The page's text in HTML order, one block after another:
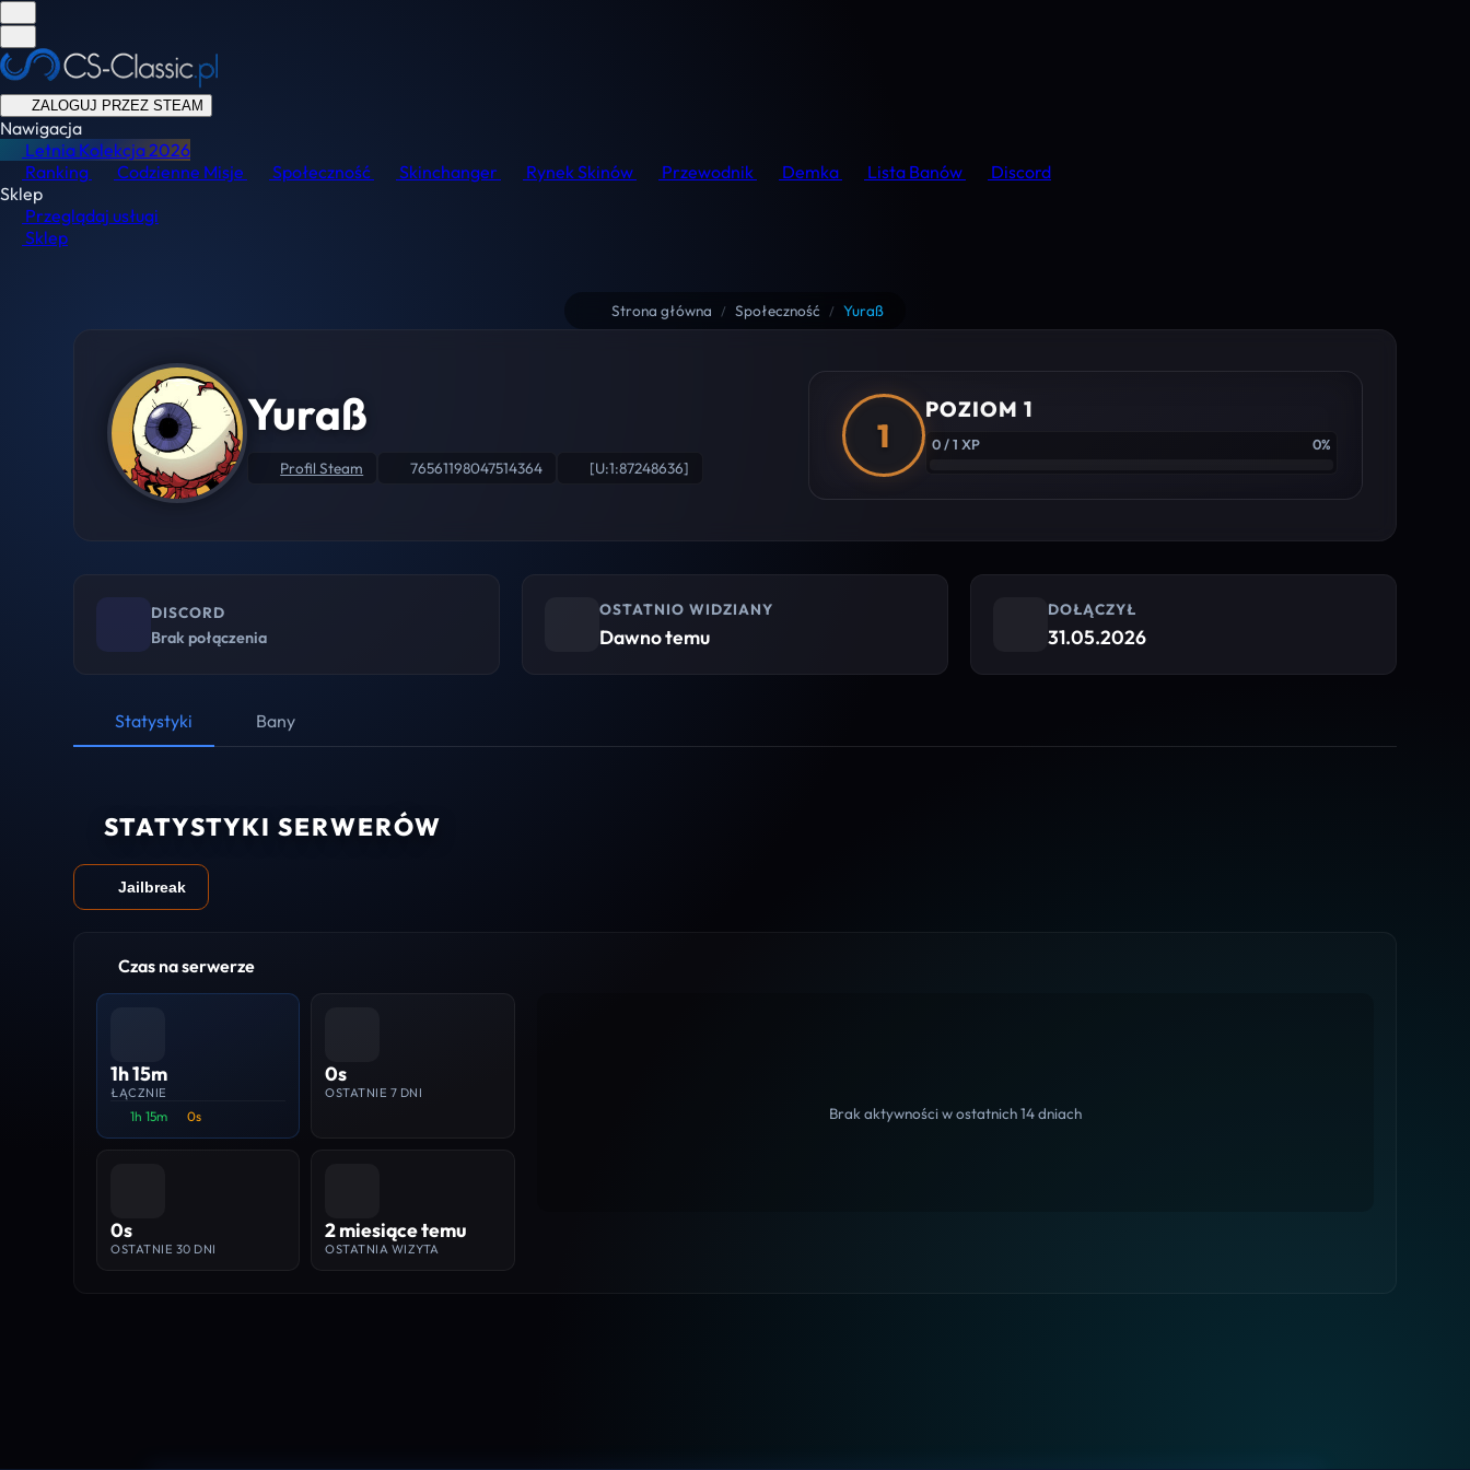
ZALOGUJ PRZEZ STEAM
Nawigacja
Letnia Kolekcja2026
Ranking
Codzienne Misje Społeczność Skinchanger Rynek Skinów Przewodnik Demka Lista Banów
Discord
Sklep
Przeglądaj usługi
Sklep
Strona główna / Społeczność / Yuraß
Yuraß
Profil Steam 76561198047514364 [U:1:87248636]
1
POZIOM 1
0 / 1 XP 0%
DISCORD
Brak połączenia
OSTATNIO WIDZIANY
Dawno temu
DOŁĄCZYŁ
31.05.2026
Statystyki Bany
STATYSTYKI SERWERÓW
Jailbreak
Czas na serwerze
1h 15m
ŁĄCZNIE
1h 15m 0s
0s
OSTATNIE 7 DNI
0s
OSTATNIE 30 DNI
2 miesiące temu
OSTATNIA WIZYTA
Brak aktywności w ostatnich 14 dniach